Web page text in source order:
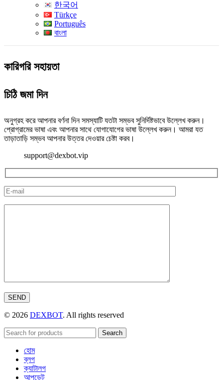
한국어
Türkçe
Português
বাংলা
কারিগরি সহায়তা
চিঠি জমা দিন
অনুগ্রহ করে আপনার বর্ণনা দিন সমস্যাটি যতটা সম্ভব সুনির্দিষ্টভাবে উল্লেখ করুন।
প্রোগ্রামের ভাষা এবং আপনার সাথে যোগাযোগের ভাষা উল্লেখ করুন। আমরা যত
তাড়াতাড়ি সম্ভব আপনার উত্তর দেওয়ার চেষ্টা করব।
support@dexbot.vip
© 2026 DEXBOT. All rights reserved
Search
হোম
ব্লগ
ক্যাটালগ
আপডেট